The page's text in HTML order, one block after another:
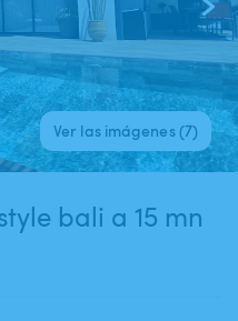
Ver las imágenes (7)
bali a 15 mn